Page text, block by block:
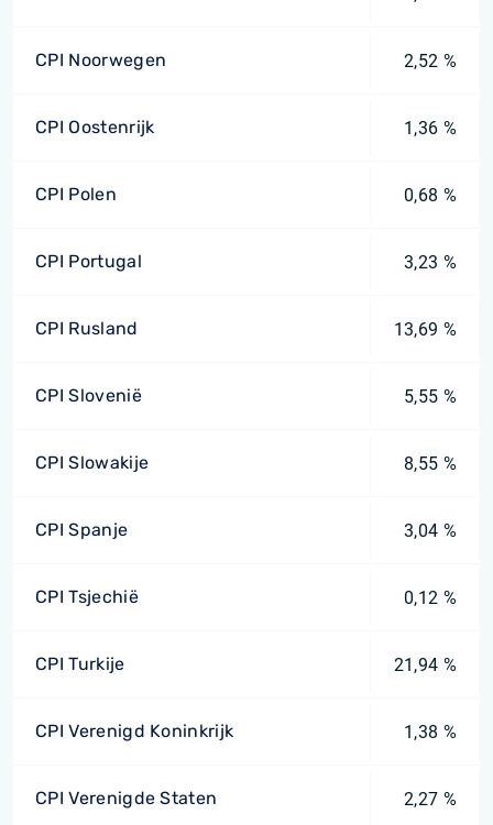
CPI Noorwegen 2,52 %
CPI Oostenrijk 1,36 %
CPI Polen 0,68 %
CPI Portugal 3,23 %
CPI Rusland 13,69 %
CPI Slovenië 5,55 %
CPI Slowakije 8,55 %
CPI Spanje 3,04 %
CPI Tsjechië 0,12 %
CPI Turkije 21,94 %
CPI Verenigd Koninkrijk 1,38 %
CPI Verenigde Staten 2,27 %